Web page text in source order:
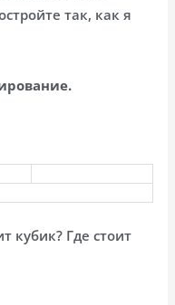
так, как я
кубик? Где стоит